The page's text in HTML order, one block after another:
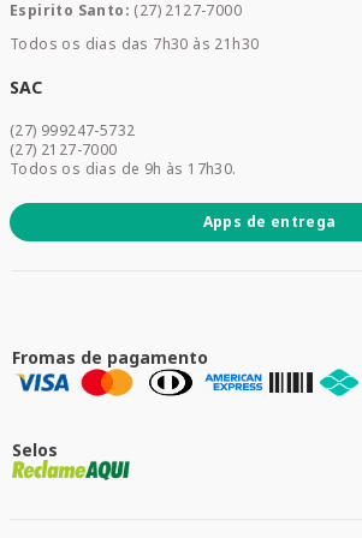
Dermocosméticos
Promoções
Espirito Santo: (27) 2127-7000
Todos os dias das 7h30 às 21h30
SAC
(27) 999247-5732
(27) 2127-7000
Todos os dias de 9h às 17h30.
Apps de entrega
Fromas de pagamento
Selos